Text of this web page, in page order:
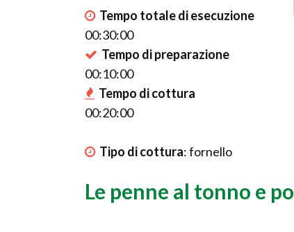
Tempo totale di esecuzione
00:30:00
Tempo di preparazione
00:10:00
Tempo di cottura
00:20:00
Tipo di cottura:fornello
Le penne al tonno e